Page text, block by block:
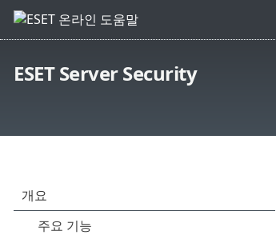
ESET Server Security